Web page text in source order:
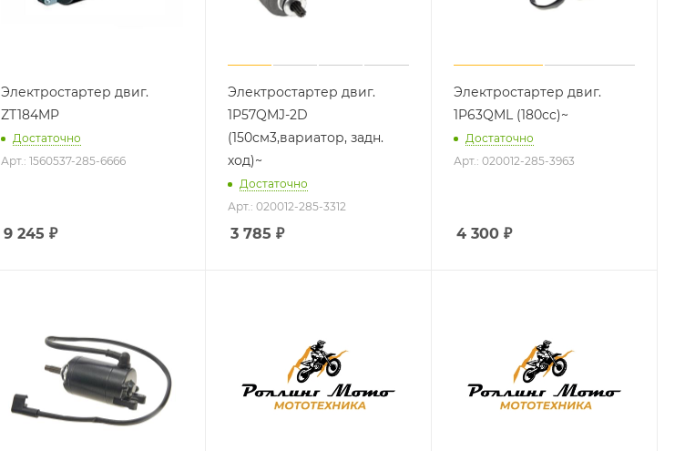
Электростартер двиг.
ZT184MP
Достаточно
Арт.: 1560537-285-6666
9 245 ₽
Электростартер двиг.
1P57QMJ-2D
(150см3,вариатор, задн.
ход)~
Достаточно
Арт.: 020012-285-3312
3 785 ₽
Электростартер двиг.
1P63QML (180cc)~
Достаточно
Арт.: 020012-285-3963
4 300₽